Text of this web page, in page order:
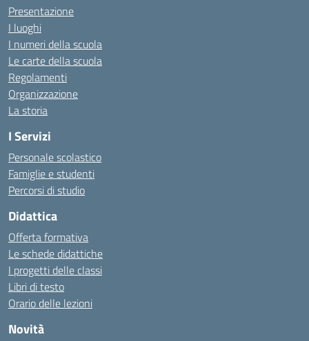
Presentazione
I luoghi
I numeri della scuola
Le carte della scuola
Regolamenti
Organizzazione
La storia
I Servizi
Personale scolastico
Famiglie e studenti
Percorsi di studio
Didattica
Offerta formativa
Le schede didattiche
I progetti delle classi
Libri di testo
Orario delle lezioni
Novità